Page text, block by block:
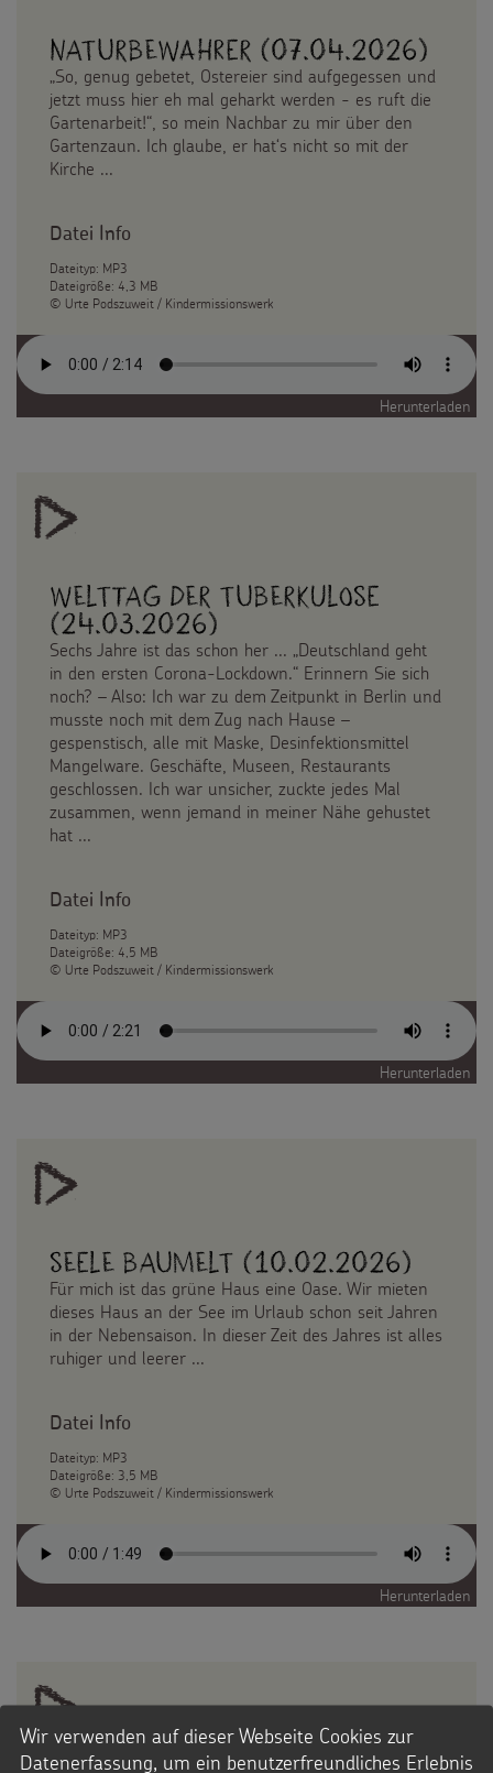
Naturbewahrer (07.04.2026)
„So, genug gebetet, Ostereier sind aufgegessen und
jetzt muss hier eh mal geharkt werden - es ruft die
Gartenarbeit!“, so mein Nachbar zu mir über den
Gartenzaun. Ich glaube, er hat‘s nicht so mit der
Kirche ...
Datei Info
Dateityp: MP3
Dateigröße: 4,3 MB
© Urte Podszuweit / Kindermissionswerk
Herunterladen
Welttag der Tuberkulose
(24.03.2026)
Sechs Jahre ist das schon her ... „Deutschland geht
in den ersten Corona-Lockdown.“ Erinnern Sie sich
noch? – Also: Ich war zu dem Zeitpunkt in Berlin und
musste noch mit dem Zug nach Hause –
gespenstisch, alle mit Maske, Desinfektionsmittel
Mangelware. Geschäfte, Museen, Restaurants
geschlossen. Ich war unsicher, zuckte jedes Mal
zusammen, wenn jemand in meiner Nähe gehustet
hat ...
Datei Info
Dateityp: MP3
Dateigröße: 4,5 MB
© Urte Podszuweit / Kindermissionswerk
Herunterladen
Seele baumelt (10.02.2026)
Für mich ist das grüne Haus eine Oase. Wir mieten
dieses Haus an der See im Urlaub schon seit Jahren
in der Nebensaison. In dieser Zeit des Jahres ist alles
ruhiger und leerer ...
Datei Info
Dateityp: MP3
Dateigröße: 3,5 MB
© Urte Podszuweit / Kindermissionswerk
Herunterladen
Wir verwenden auf dieser Webseite Cookies zur
Datenerfassung, um ein benutzerfreundliches Erlebnis